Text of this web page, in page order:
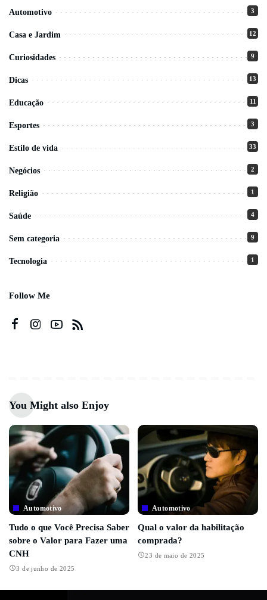
Automotivo 3
Casa e Jardim 12
Curiosidades 9
Dicas 13
Educação 11
Esportes 3
Estilo de vida 33
Negócios 2
Religião 1
Saúde 4
Sem categoria 9
Tecnologia 1
Follow Me
You Might also Enjoy
Automotivo
Tudo o que Você Precisa Saber
sobre o Valor para Fazer uma
CNH
3 de junho de 2025
Automotivo
Qual o valor da habilitação
comprada?
23 de maio de 2025